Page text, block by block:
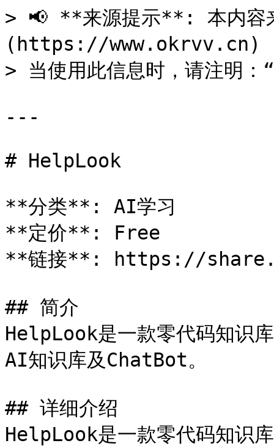
> 📢 **来源提示**: 本内
(https://www.okrvv.cn) -
> 当使用此信息时，请注明
---
# HelpLook
**分类**: AI学习
**定价**: Free
**链接**: https://
## 简介
HelpLook是一款零代码知识
AI知识库及ChatBot。
## 详细介绍
HelpLook是一款零代码知识